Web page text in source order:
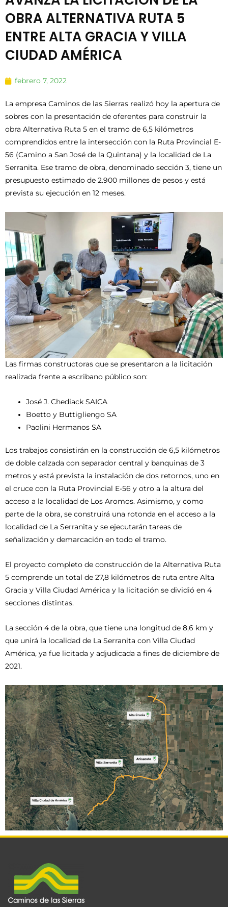
OBRA ALTERNATIVA RUTA 5
ENTRE ALTA GRACIA Y VILLA
CIUDAD AMÉRICA
febrero 7, 2022
La empresa Caminos de las Sierras realizó hoy la apertura de
sobres con la presentación de oferentes para construir la
obra Alternativa Ruta 5 en el tramo de 6,5 kilómetros
comprendidos entre la intersección con la Ruta Provincial E-
56 (Camino a San José de la Quintana) y la localidad de La
Serranita. Ese tramo de obra, denominado sección 3, tiene un
presupuesto estimado de 2.900 millones de pesos y está
prevista su ejecución en 12 meses.
Las firmas constructoras que se presentaron a la licitación
realizada frente a escribano público son:
José J. Chediack SAICA
Boetto y Buttigliengo SA
Paolini Hermanos SA
Los trabajos consistirán en la construcción de 6,5 kilómetros
de doble calzada con separador central y banquinas de 3
metros y está prevista la instalación de dos retornos, uno en
el cruce con la Ruta Provincial E-56 y otro a la altura del
acceso a la localidad de Los Aromos. Asimismo, y como
parte de la obra, se construirá una rotonda en el acceso a la
localidad de La Serranita y se ejecutarán tareas de
señalización y demarcación en todo el tramo.
El proyecto completo de construcción de la Alternativa Ruta
5 comprende un total de 27,8 kilómetros de ruta entre Alta
Gracia y Villa Ciudad América y la licitación se dividió en 4
secciones distintas.
La sección 4 de la obra, que tiene una longitud de 8,6 km y
que unirá la localidad de La Serranita con Villa Ciudad
América, ya fue licitada y adjudicada a fines de diciembre de
2021.